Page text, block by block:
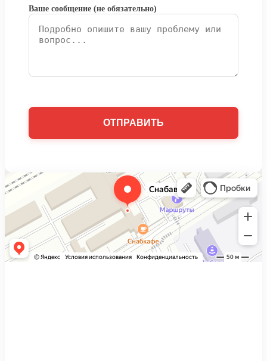
Ваше сообщение (не обязательно)